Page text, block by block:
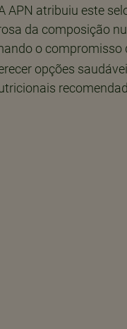
APN atribuiu este
da composição
o compromisso
opções